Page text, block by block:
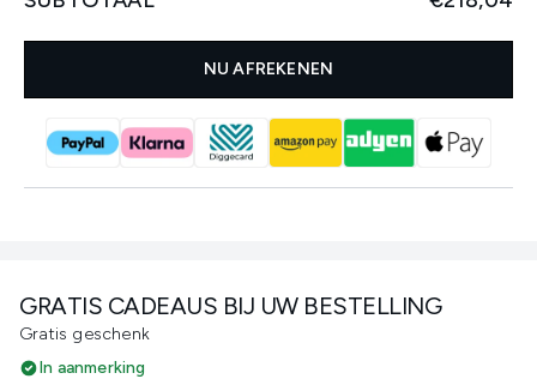
GRATIS CADEAUS BIJ UW BESTELLING
Gratis geschenk
In aanmerking
NU AFREKENEN